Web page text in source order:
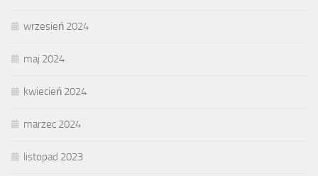
wrzesień 2024
maj 2024
kwiecień 2024
marzec 2024
listopad 2023